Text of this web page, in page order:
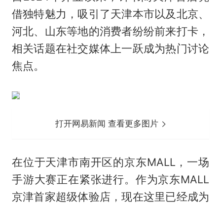
借独特魅力，吸引了天津本市以及北京、
河北、山东等地的消费者纷纷前来打卡，
相关话题在社交媒体上一跃成为热门讨论
焦点。
打开网易新闻 查看更多图片
在位于天津市南开区的京东MALL，一场
手游大赛正在紧张进行。作为京东MALL
京津首家超级体验店，现在这里已经成为